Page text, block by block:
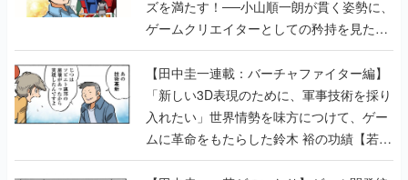
ズを満たす！──小山順一朗が貫く姿勢に、
ゲームクリエイターとしての矜持を見た
【若ゲのいたり最終回】
【田中圭一連載：バーチャファイター編】
「新しい3D表現のために、軍事技術を採り
入れたい」世界情勢を味方につけて、ゲー
ムに革命をもたらした鈴木 裕の功績【若ゲ
のいたり】